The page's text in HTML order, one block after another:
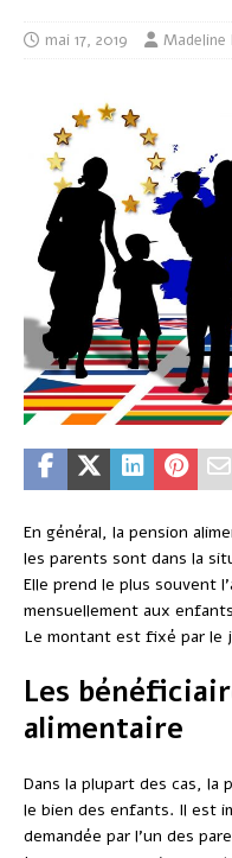
mai 17, 2019 Madeline
En général, la pension
les parents sont dans la
Elle prend le plus souvent
mensuellement aux
Le montant est fixé par le
Les
alimentaire
Dans la plupart des cas, la
le bien des enfants. Il est
demandée par l’un des